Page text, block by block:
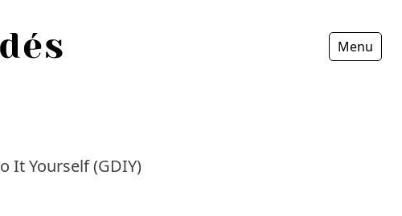
Menu
It Yourself (GDIY)